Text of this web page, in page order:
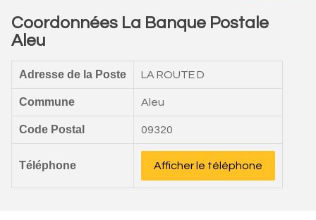
Coordonnées La Banque Postale
Aleu
Adresse de la Poste LA ROUTE D
Commune Aleu
Code Postal 09320
Téléphone Afficher le téléphone